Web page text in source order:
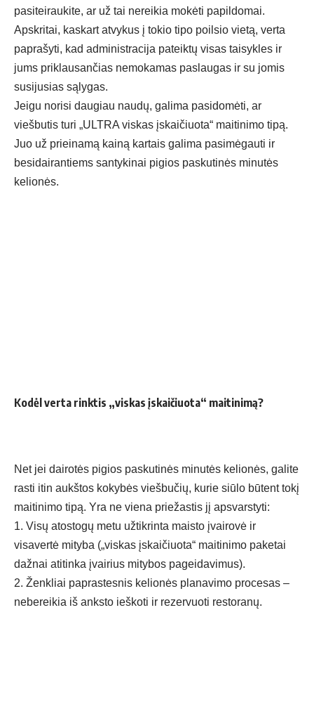
pasiteiraukite, ar už tai nereikia mokėti papildomai.
Apskritai, kaskart atvykus į tokio tipo poilsio vietą, verta
paprašyti, kad administracija pateiktų visas taisykles ir
jums priklausančias nemokamas paslaugas ir su jomis
susijusias sąlygas.
Jeigu norisi daugiau naudų, galima pasidomėti, ar
viešbutis turi „ULTRA viskas įskaičiuota“ maitinimo tipą.
Juo už prieinamą kainą kartais galima pasimėgauti ir
besidairantiems santykinai pigios paskutinės minutės
kelionės.
Kodėl verta rinktis „viskas įskaičiuota“ maitinimą?
Net jei dairotės pigios paskutinės minutės kelionės, galite
rasti itin aukštos kokybės viešbučių, kurie siūlo būtent tokį
maitinimo tipą. Yra ne viena priežastis jį apsvarstyti:
1. Visų atostogų metu užtikrinta maisto įvairovė ir
visavertė mityba („viskas įskaičiuota“ maitinimo paketai
dažnai atitinka įvairius mitybos pageidavimus).
2. Ženkliai paprastesnis kelionės planavimo procesas –
nebereikia iš anksto ieškoti ir rezervuoti restoranų.